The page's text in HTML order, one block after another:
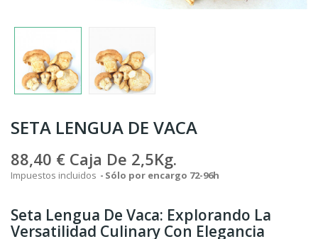
SETA LENGUA DE VACA
88,40 € Caja De 2,5Kg.
Impuestos incluidos Sólo por encargo 72-96h
Seta Lengua De Vaca: Explorando La
Versatilidad Culinary Con Elegancia